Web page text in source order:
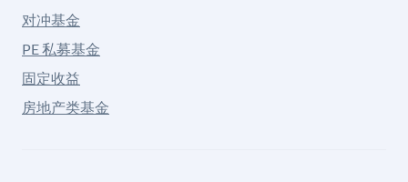
对冲基金
PE 私募基金
固定收益
房地产类基金